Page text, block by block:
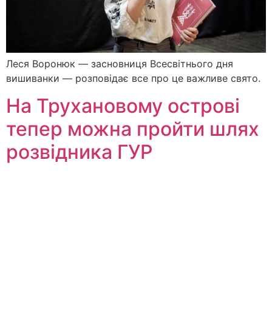
Леся Воронюк — засновниця Всесвітнього дня
вишиванки — розповідає все про це важливе свято.
На Трухановому острові
тепер можна пройти шлях
розвідника ГУР